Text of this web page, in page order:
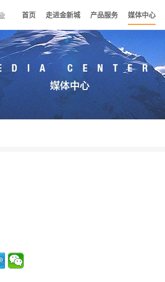
首页 走进金新城 产品服务 媒体中心